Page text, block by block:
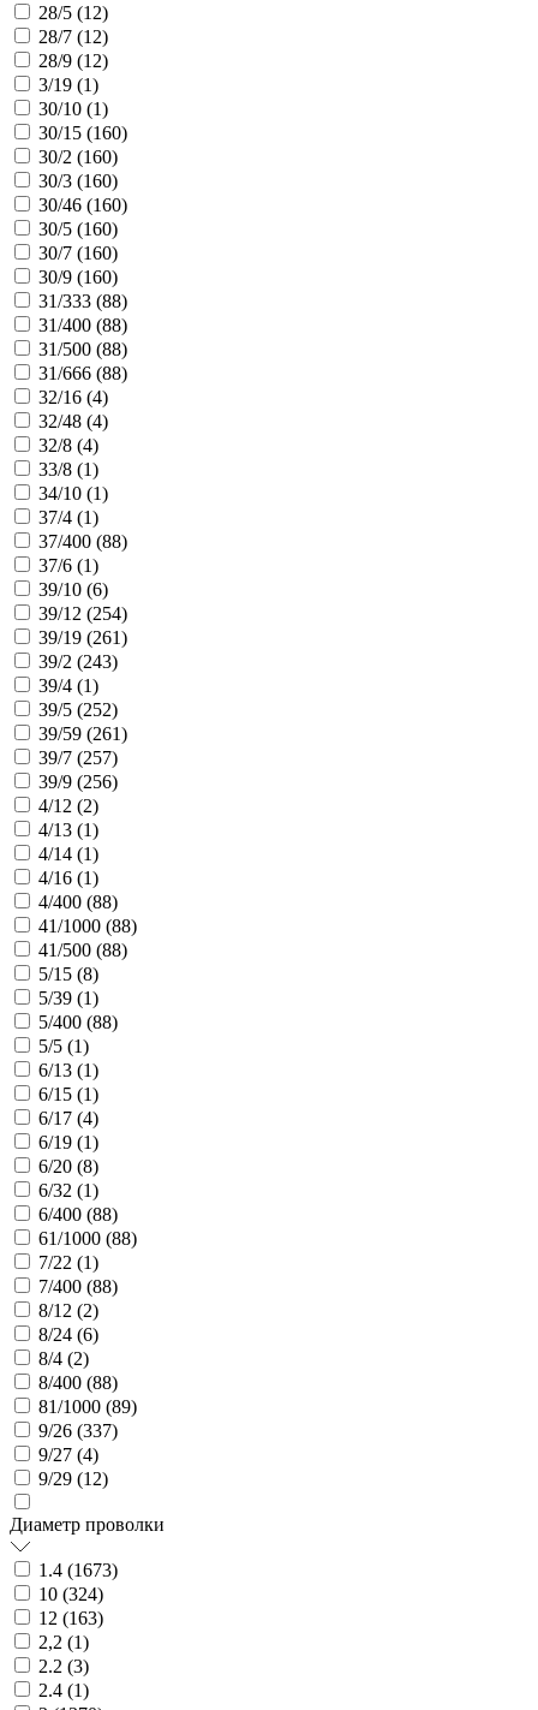
28/5 (12)
28/7 (12)
28/9 (12)
3/19 (1)
30/10 (1)
30/15 (160)
30/2 (160)
30/3 (160)
30/46 (160)
30/5 (160)
30/7 (160)
30/9 (160)
31/333 (88)
31/400 (88)
31/500 (88)
31/666 (88)
32/16 (4)
32/48 (4)
32/8 (4)
33/8 (1)
34/10 (1)
37/4 (1)
37/400 (88)
37/6 (1)
39/10 (6)
39/12 (254)
39/19 (261)
39/2 (243)
39/4 (1)
39/5 (252)
39/59 (261)
39/7 (257)
39/9 (256)
4/12 (2)
4/13 (1)
4/14 (1)
4/16 (1)
4/400 (88)
41/1000 (88)
41/500 (88)
5/15 (8)
5/39 (1)
5/400 (88)
5/5 (1)
6/13 (1)
6/15 (1)
6/17 (4)
6/19 (1)
6/20 (8)
6/32 (1)
6/400 (88)
61/1000 (88)
7/22 (1)
7/400 (88)
8/12 (2)
8/24 (6)
8/4 (2)
8/400 (88)
81/1000 (89)
9/26 (337)
9/27 (4)
9/29 (12)
Диаметр проволки
1.4 (1673)
10 (324)
12 (163)
2,2 (1)
2.2 (3)
2.4 (1)